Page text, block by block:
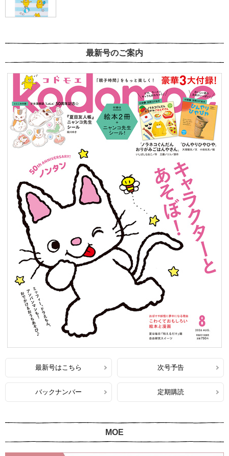
最新号のご案内
最新号はこちら 次号予告
バックナンバー 定期購読
MOE